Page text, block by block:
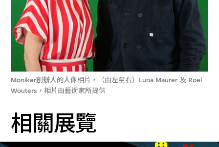
Moniker創辦人的人像相片，（由左至右）Luna Maurer 及 Roel
Wouters，相片由藝術家所提供
相關展覽